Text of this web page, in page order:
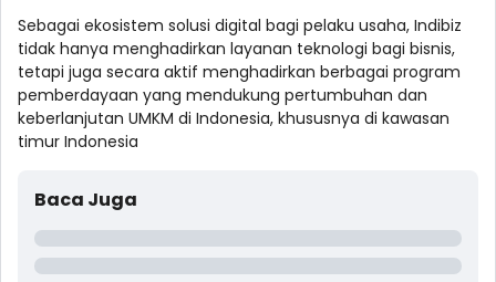
Sebagai ekosistem solusi digital bagi pelaku usaha, Indibiz
tidak hanya menghadirkan layanan teknologi bagi bisnis,
tetapi juga secara aktif menghadirkan berbagai program
pemberdayaan yang mendukung pertumbuhan dan
keberlanjutan UMKM di Indonesia, khususnya di kawasan
timur Indonesia
Baca Juga